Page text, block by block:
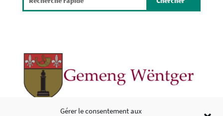
Gérer le consentement aux
Copyright © 2026